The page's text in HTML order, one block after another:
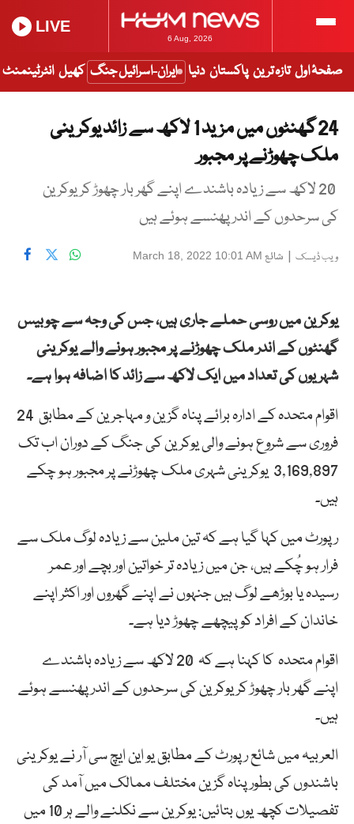
6 Aug, 2026
LIVE
صفحۂ اول تازہ ترین پاکستان دنیا ایران-اسرائیل جنگ کھیل انٹرٹینمنٹ
24 گھنٹوں میں مزید 1 لاکھ سے زائد یوکرینی
ملک چھوڑنے پر مجبور
20 لاکھ سے زیادہ باشندے اپنے گھر بار چھوڑ کر یوکرین
کی سرحدوں کے اندر پھنسے ہوئے ہیں
ویب ڈیسک | شائع March 18, 2022 10:01 AM
یوکرین میں روسی حملے جاری ہیں، جس کی وجہ سے چوبیس
گھنٹوں کے اندر ملک چھوڑنے پر مجبور ہونے والے یوکرینی
شہریوں کی تعداد میں ایک لاکھ سے زائد کا اضافہ ہوا ہے۔
اقوام متحدہ کے ادارہ برائے پناہ گزین و مہاجرین کے مطابق 24
فروری سے شروع ہونے والی یوکرین کی جنگ کے دوران اب تک
3,169,897 یوکرینی شہری ملک چھوڑنے پر مجبور ہو چکے
ہیں۔
رپورٹ میں کہا گیا ہے کہ تین ملین سے زیادہ لوگ ملک سے
فرار ہو چُکے ہیں، جن میں زیادہ تر خواتین اور بچے اور عمر
رسیدہ یا بوڑھے لوگ ہیں جنہوں نے اپنے گھروں اور اکثر اپنے
خاندان کے افراد کو پیچھے چھوڑ دیا ہے۔
اقوام متحدہ کا کہنا ہے کہ 20 لاکھ سے زیادہ باشندے
اپنے گھر بار چھوڑ کر یوکرین کی سرحدوں کے اندر پھنسے ہوئے
ہیں۔
العربیہ میں شائع رپورٹ کے مطابق یو این ایچ سی آر نے یوکرینی
باشندوں کی بطور پناہ گزین مختلف ممالک میں آمد کی
تفصیلات کچھ یوں بتائیں: یوکرین سے نکلنے والے ہر 10 میں